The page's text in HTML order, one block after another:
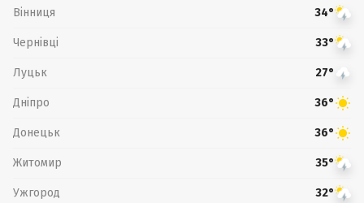
Вінниця 34°
Чернівці 33°
Луцьк 27°
Дніпро 36°
Донецьк 36°
Житомир 35°
Ужгород 32°